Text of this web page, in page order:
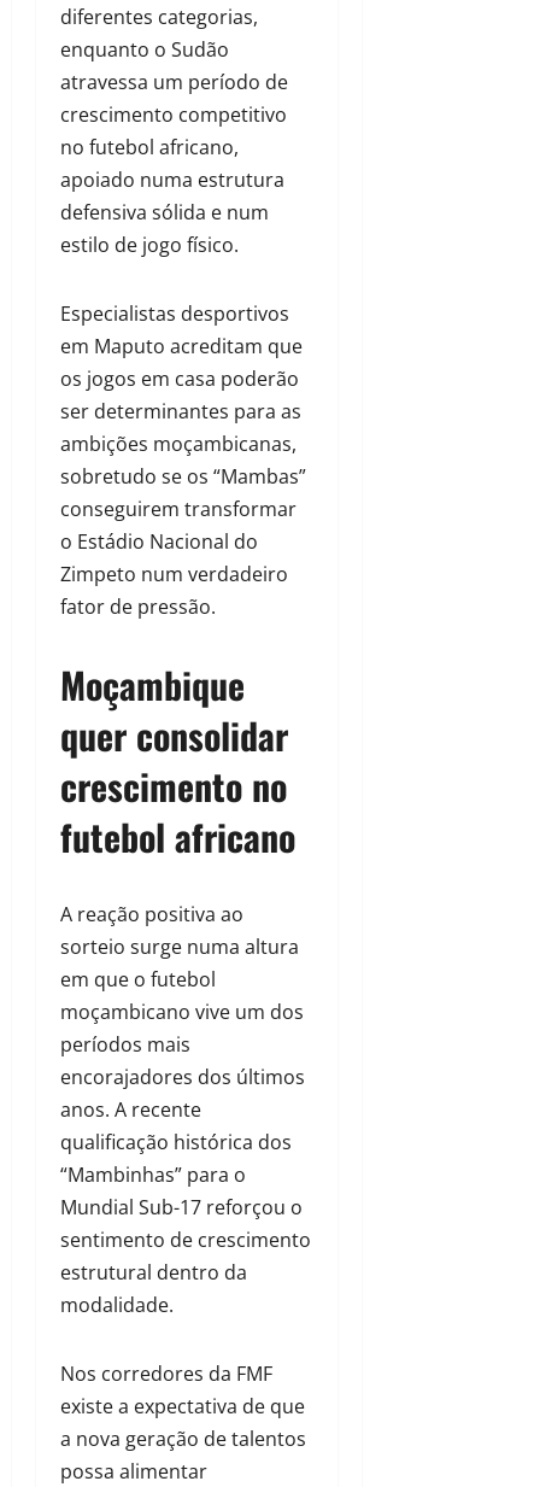
diferentes categorias,
enquanto o Sudão
atravessa um período de
crescimento competitivo
no futebol africano,
apoiado numa estrutura
defensiva sólida e num
estilo de jogo físico.
Especialistas desportivos
em Maputo acreditam que
os jogos em casa poderão
ser determinantes para as
ambições moçambicanas,
sobretudo se os “Mambas”
conseguirem transformar
o Estádio Nacional do
Zimpeto num verdadeiro
fator de pressão.
Moçambique
quer consolidar
crescimento no
futebol africano
A reação positiva ao
sorteio surge numa altura
em que o futebol
moçambicano vive um dos
períodos mais
encorajadores dos últimos
anos. A recente
qualificação histórica dos
“Mambinhas” para o
Mundial Sub-17 reforçou o
sentimento de crescimento
estrutural dentro da
modalidade.
Nos corredores da FMF
existe a expectativa de que
a nova geração de talentos
possa alimentar